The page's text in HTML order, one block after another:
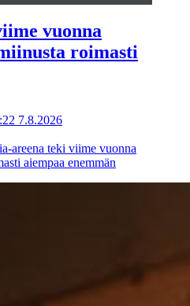
vuonna
roimasti
7.8.2026
areena teki viime vuonna
aiempaa enemmän